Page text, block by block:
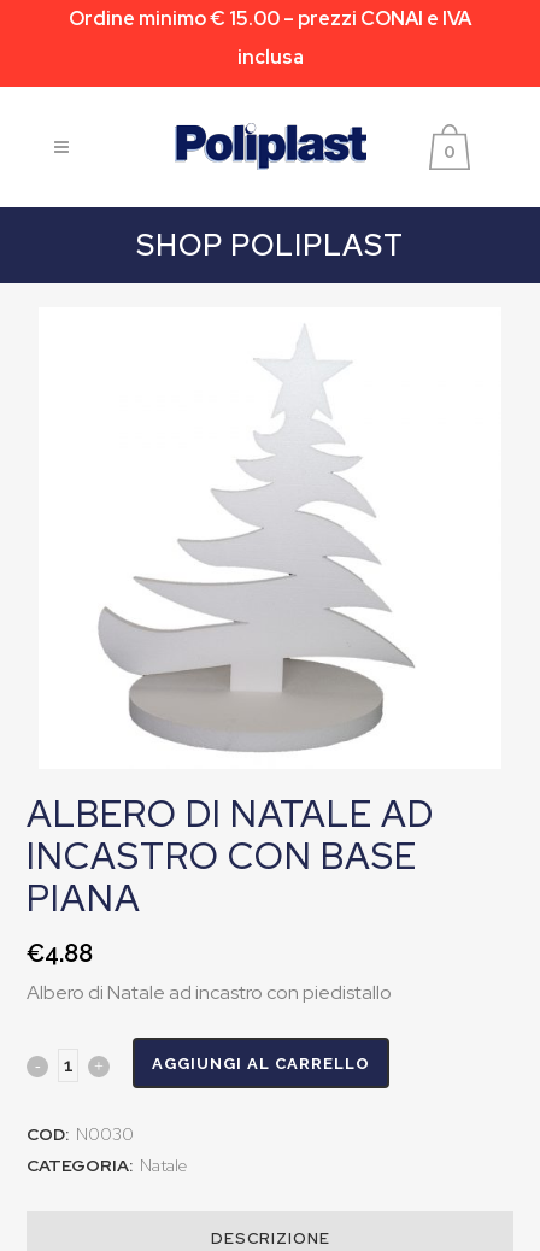
Ordine minimo € 15.00 – prezzi CONAI e IVA
inclusa
0
SHOP POLIPLAST
ALBERO DI NATALE AD
INCASTRO CON BASE
PIANA
€4.88
Albero di Natale ad incastro con piedistallo
AGGIUNGI AL CARRELLO
COD: N0030
CATEGORIA: Natale
DESCRIZIONE